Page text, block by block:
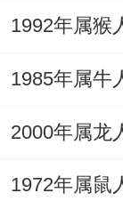
执，2013癸
自身对关系
2020庚子年
冲，水火交